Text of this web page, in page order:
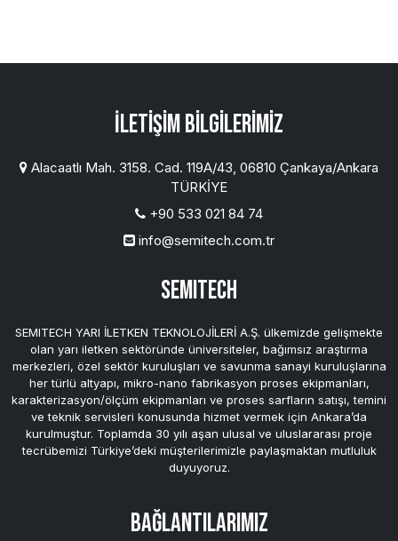
İletişim Bilgilerimiz
Alacaatlı Mah. 3158. Cad. 119A/43, 06810 Çankaya/Ankara
TÜRKİYE
+90 533 021 84 74
info@semitech.com.tr
SEMITECH
SEMITECH YARI İLETKEN TEKNOLOJİLERİ A.Ş. ülkemizde gelişmekte
olan yarı iletken sektöründe üniversiteler, bağımsız araştırma
merkezleri, özel sektör kuruluşları ve savunma sanayi kuruluşlarına
her türlü altyapı, mikro-nano fabrikasyon proses ekipmanları,
karakterizasyon/ölçüm ekipmanları ve proses sarfların satışı, temini
ve teknik servisleri konusunda hizmet vermek için Ankara’da
kurulmuştur. Toplamda 30 yılı aşan ulusal ve uluslararası proje
tecrübemizi Türkiye’deki müşterilerimizle paylaşmaktan mutluluk
duyuyoruz.
Bağlantılarımız